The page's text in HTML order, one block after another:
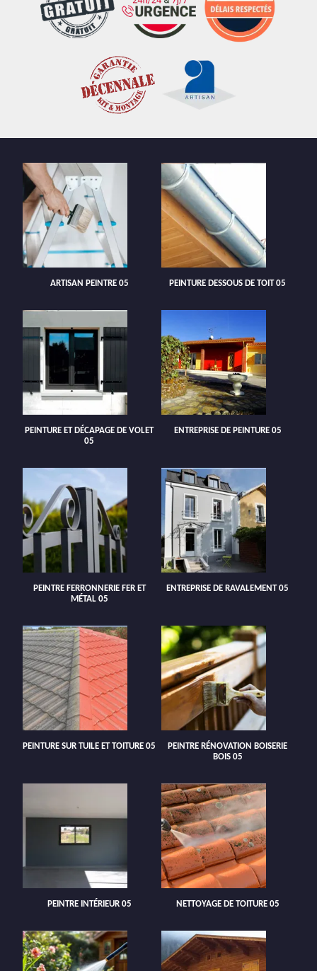
ARTISAN PEINTRE 05 PEINTURE DESSOUS DE TOIT 05
PEINTURE ET DÉCAPAGE DE VOLET
05
ENTREPRISE DE PEINTURE 05
PEINTRE FERRONNERIE FER ET
MÉTAL 05
ENTREPRISE DE RAVALEMENT 05
PEINTURE SUR TUILE ET TOITURE 05
PEINTRE RÉNOVATION BOISERIE
BOIS 05
PEINTRE INTÉRIEUR 05 NETTOYAGE DE TOITURE 05